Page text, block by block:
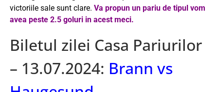
victoriile sale sunt clare. Va propun un pariu de tipul vom
avea peste 2.5 goluri in acest meci.
Biletul zilei Casa Pariurilor
– 13.07.2024: Brann vs